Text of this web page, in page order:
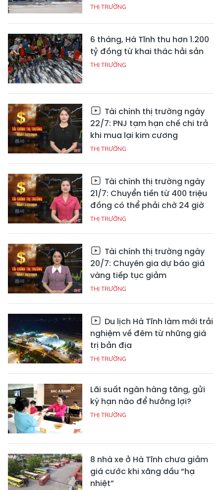
THỊ TRƯỜNG
6 tháng, Hà Tĩnh thu hơn 1.200
tỷ đồng từ khai thác hải sản
THỊ TRƯỜNG
Tài chính thị trường ngày
22/7: PNJ tạm hạn chế chi trả
khi mua lại kim cương
THỊ TRƯỜNG
Tài chính thị trường ngày
21/7: Chuyển tiền từ 400 triệu
đồng có thể phải chờ 24 giờ
THỊ TRƯỜNG
Tài chính thị trường ngày
20/7: Chuyên gia dự báo giá
vàng tiếp tục giảm
THỊ TRƯỜNG
Du lịch Hà Tĩnh làm mới trải
nghiệm về đêm từ những giá
trị bản địa
THỊ TRƯỜNG
Lãi suất ngân hàng tăng, gửi
kỳ hạn nào để hưởng lợi?
THỊ TRƯỜNG
8 nhà xe ở Hà Tĩnh chưa giảm
giá cước khi xăng dầu “hạ
nhiệt”